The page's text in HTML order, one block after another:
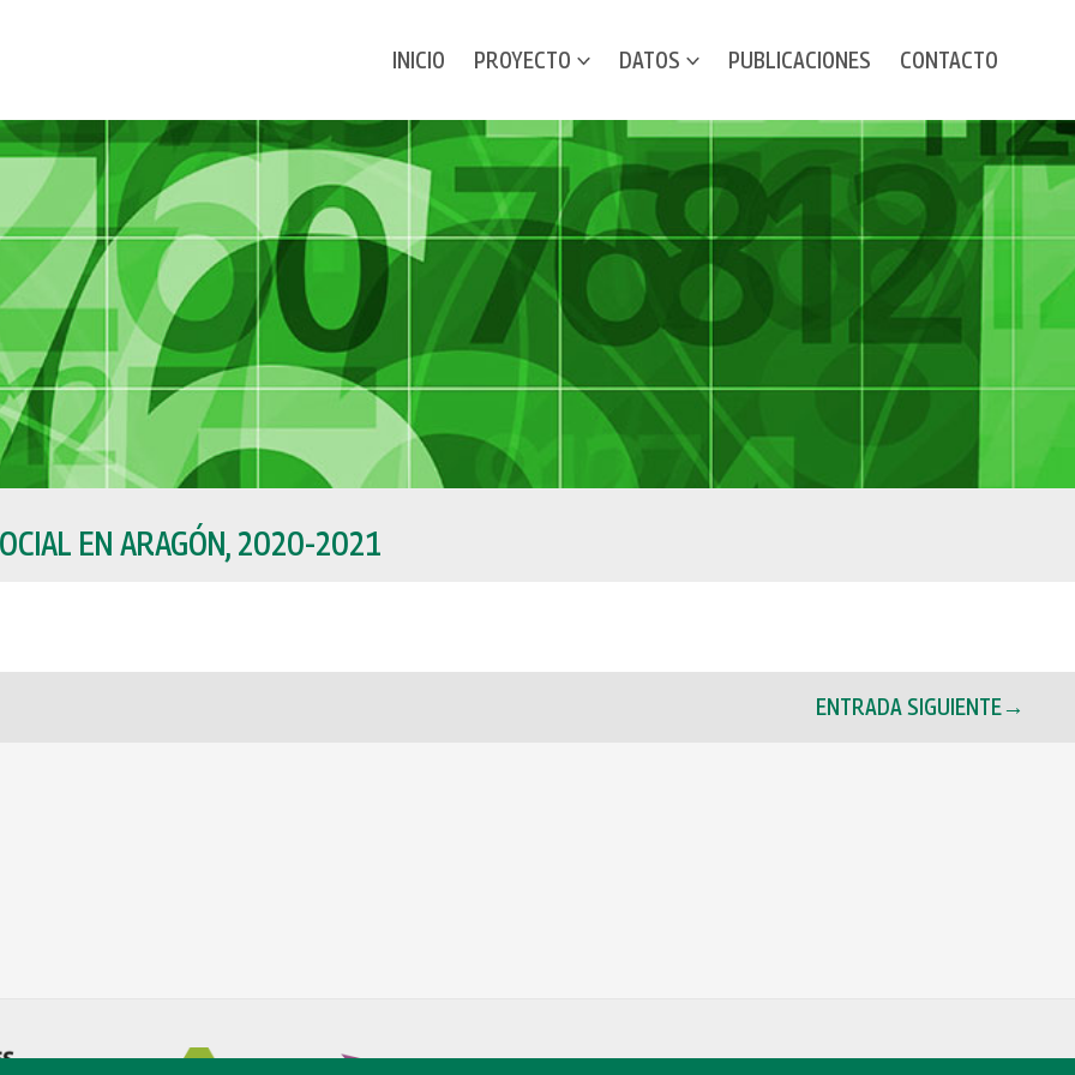
INICIO PROYECTO DATOS PUBLICACIONES CONTACTO
EN ARAGÓN, 2020-2021
ENTRADA SIGUIENTE→